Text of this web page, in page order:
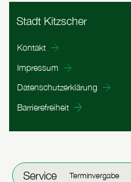
Service
Fenster schließen
Terminvergabe
Fußbereich Informationen
Stadt Kitzscher
Kontakt
Impressum
Datenschutzerklärung
Barrierefreiheit